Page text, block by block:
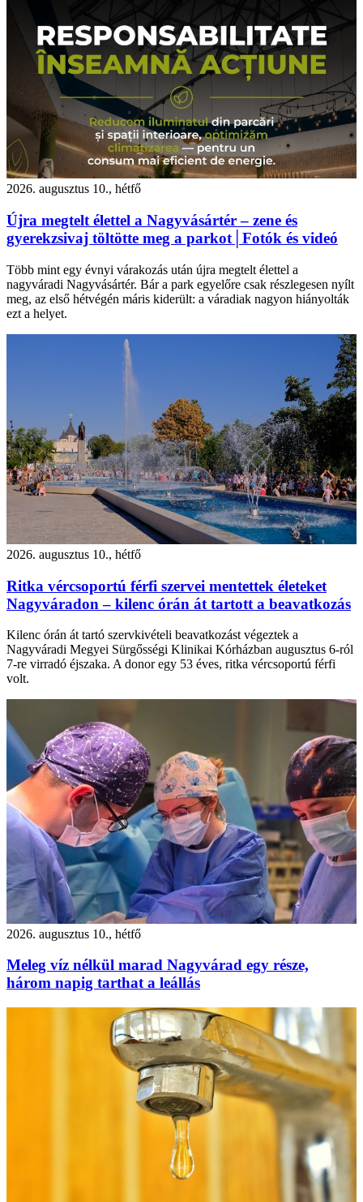
2026. augusztus 10., hétfő
Újra megtelt élettel a Nagyvásártér – zene és
gyerekzsivaj töltötte meg a parkot│Fotók és videó
Több mint egy évnyi várakozás után újra megtelt élettel a
nagyváradi Nagyvásártér. Bár a park egyelőre csak részlegesen nyílt
meg, az első hétvégén máris kiderült: a váradiak nagyon hiányolták
ezt a helyet.
2026. augusztus 10., hétfő
Ritka vércsoportú férfi szervei mentettek életeket
Nagyváradon – kilenc órán át tartott a beavatkozás
Kilenc órán át tartó szervkivételi beavatkozást végeztek a
Nagyváradi Megyei Sürgősségi Klinikai Kórházban augusztus 6-ról
7-re virradó éjszaka. A donor egy 53 éves, ritka vércsoportú férfi
volt.
2026. augusztus 10., hétfő
Meleg víz nélkül marad Nagyvárad egy része,
három napig tarthat a leállás